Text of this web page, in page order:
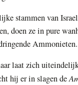
stammen van
doen ze in pure
Ammonieten.
laat zich
hij er in slagen de